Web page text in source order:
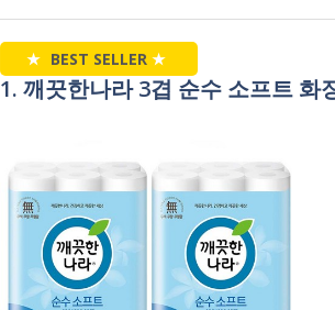
★ BEST SELLER ★
1. 깨끗한나라 3겹 순수 소프트 화